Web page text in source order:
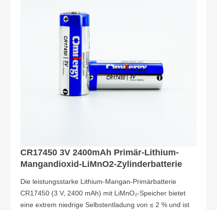
CR17450 3V 2400mAh Primär-Lithium-
Mangandioxid-LiMnO2-Zylinderbatterie
Die leistungsstarke Lithium-Mangan-Primärbatterie
CR17450 (3 V, 2400 mAh) mit LiMnO₂-Speicher bietet
eine extrem niedrige Selbstentladung von ≤ 2 % und ist